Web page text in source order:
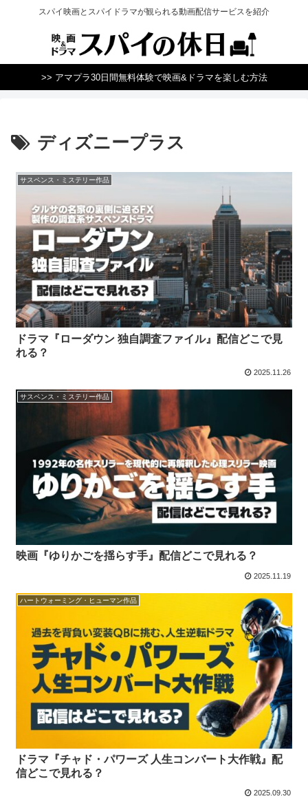
スパイ映画とスパイドラマが観られる動画配信サービスを紹介
>> アマプラ30日間無料体験で映画&ドラマを楽しむ方法
ディズニープラス
サスペンス・ミステリー作品
ドラマ『ローダウン 独自調査ファイル』配信どこで見
れる？
2025.11.26
サスペンス・ミステリー作品
映画『ゆりかごを揺らす手』配信どこで見れる？
2025.11.19
ハートウォーミング・ヒューマン作品
ドラマ『チャド・パワーズ 人生コンバート大作戦』配
信どこで見れる？
2025.09.30